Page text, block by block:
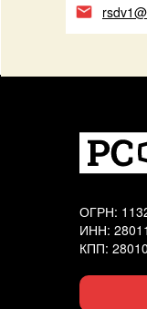
ОГРН:
ИНН:
КПП: